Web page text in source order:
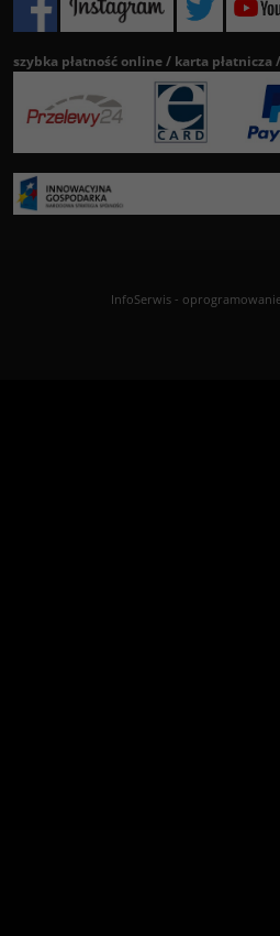
szybka płatność online / karta płatnicza
InfoSerwis-